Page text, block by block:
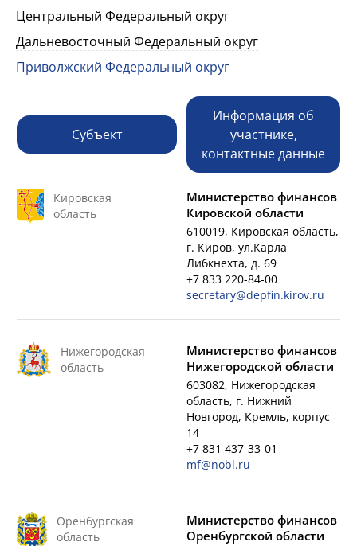
Центральный Федеральный округ
Дальневосточный Федеральный округ
Приволжский Федеральный округ
Субъект
Информация об
участнике,
контактные данные
Кировская
область
Министерство финансов
Кировской области
610019, Кировская область,
г. Киров, ул.Карла
Либкнехта, д. 69
+7 833 220-84-00
secretary@depfin.kirov.ru
Нижегородская
область
Министерство финансов
Нижегородской области
603082, Нижегородская
область, г. Нижний
Новгород, Кремль, корпус
14
+7 831 437-33-01
mf@nobl.ru
Оренбургская
область
Министерство финансов
Оренбургской области